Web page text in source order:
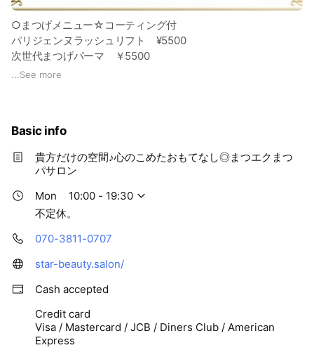
○まつげメニュー☆コーティング付
パリジェンヌラッシュリフト ¥5500
次世代まつげパーマ ￥5500
メーテルラッシュ ￥6000
ブラックダイヤモンドコーティング¥500
アイシャンプー ￥1100
トリートメント ¥1100
◇【回数券】6回分パリジェンヌ/
次世代まつ毛パーマ ¥30000
○まつげエクステ☆コーティング付
シングルフラットラッシュ80本 ￥4600
シングルフラットラッシュ100本 ￥5500
シングルフラットラッシュ120本 ￥6000
シングルフラットラッシュつけ放題 （2時間迄）￥7000
付替オフ ¥500
オフのみ ¥Ⅰ500
...See more
Basic info
貴方だけの空間♪心のこめたおもてなし◎まつエクまつ
パサロン
Mon
10:00 - 19:30
不定休。
070-3811-0707
star-beauty.salon/
Cash accepted
Credit card
Visa / Mastercard / JCB / Diners Club / American
Express